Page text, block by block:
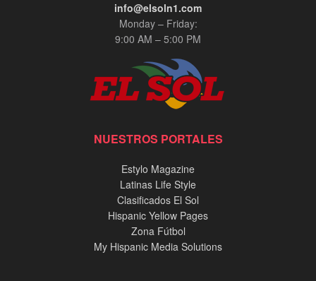
info@elsoln1.com
Monday – Friday:
9:00 AM – 5:00 PM
NUESTROS PORTALES
Estylo Magazine
Latinas Life Style
Clasificados El Sol
Hispanic Yellow Pages
Zona Fútbol
My Hispanic Media Solutions